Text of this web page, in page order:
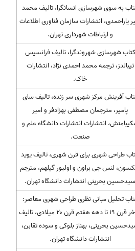
به سوی شهرسازی انسانگرا، تالیف محمد
یاراحمدی، انتشارات سازمان فناوری اطلاعات
و ارتباطات شهرداری تهران.
کتاب شهرسازی شهروندگرا، تالیف فرانسیس
تیبالدز، ترجمه محمد احمدی نژاد، انتشارات
خاک.
آفرینش مرکز شهری سر زنده، تالیف سای
پامیر، مترجمان مصطفی بهزادفر و امیر
انتشارات انتشارات دانشگاه علم و
صنعت.
طراحی شهری برای قرن شهری، تالیف یوید
لنس جی براون و اولیور گیلهم، مترجم
سیدحسین بحرینی انتشارات دانشگاه تهران.
تحلیل مبانی نظری طراحی شهری معاصر:
اواخر قرن ۱۹ تا دهه هفتم قرن ۲۰ میلادی، تالیف
بحرینی، بهناز بلوکی و سوده تقابن،
انتشارات دانشگاه تهران.